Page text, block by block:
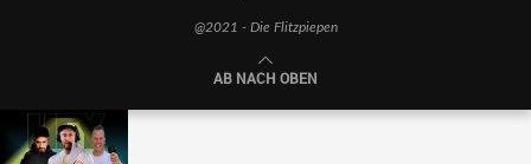
@2021 - Die Flitzpiepen
AB NACH OBEN